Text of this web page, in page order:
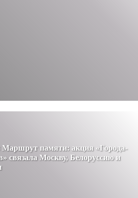
Маршрут памяти: акция «Города-
связала Москву, Белоруссию и